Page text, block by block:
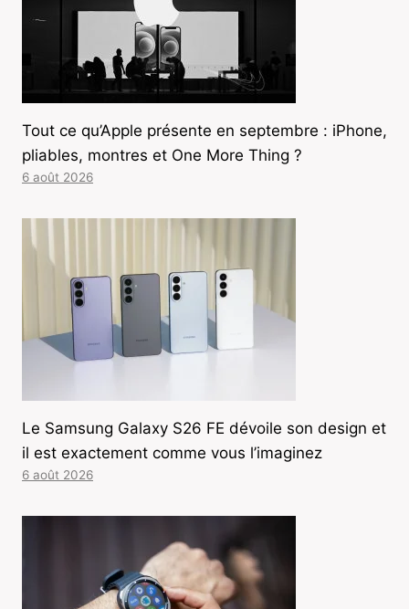
Tout ce qu’Apple présente en septembre : iPhone,
pliables, montres et One More Thing ?
6 août 2026
Le Samsung Galaxy S26 FE dévoile son design et
il est exactement comme vous l’imaginez
6 août 2026